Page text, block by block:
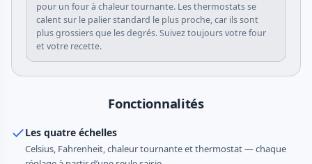
pour un four à chaleur tournante. Les thermostats se
calent sur le palier standard le plus proche, car ils sont
plus grossiers que les degrés. Suivez toujours votre four
et votre recette.
Fonctionnalités
Les quatre échelles
Celsius, Fahrenheit, chaleur tournante et thermostat — chaque